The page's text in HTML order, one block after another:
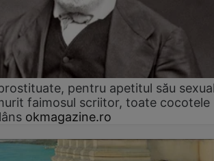
pentru apetitul său
faimosul scriitor, toate cocotele
okmagazine.ro